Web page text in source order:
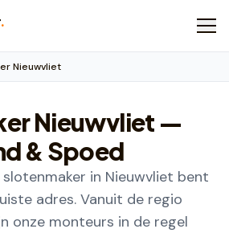
.
Nieuwvliet
Nieuwvliet —
& Spoed
in Nieuwvliet bent
adres. Vanuit de regio
onze monteurs in de regel